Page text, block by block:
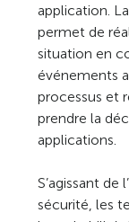
application.
permet de
situation en
événements
processus et
prendre la
applications.
S’agissant de
sécurité, les